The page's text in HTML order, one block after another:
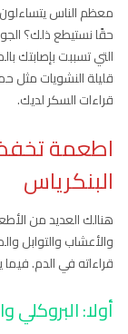
معظم الناس
حقًا نستيطع ذلك؟
التي تسببت بإصابتك
قليلة النشويات مثل
قراءات السكر لديك.
اطعمة
البنكرياس
هنالك العديد من
والأعشاب والتوابل
قراءاته في الدم.
أولا: